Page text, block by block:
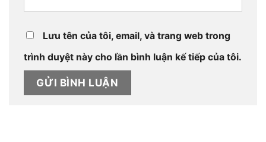
Lưu tên của tôi, email, và trang web trong
trình duyệt này cho lần bình luận kế tiếp của tôi.